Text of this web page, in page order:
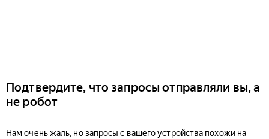
Подтвердите, что запросы отправляли вы, а
не робот
Нам очень жаль, но запросы с вашего устройства похожи на